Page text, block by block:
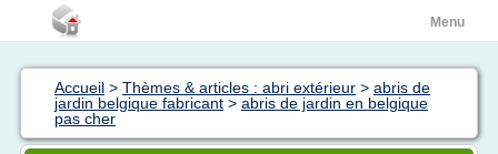
Menu
Accueil > Thèmes & articles : abri extérieur > abris de
jardin belgique fabricant > abris de jardin en belgique
pas cher